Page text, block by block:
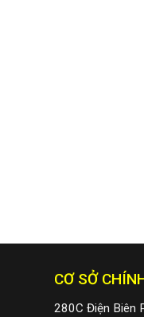
CƠ SỞ
280C Điện Biên